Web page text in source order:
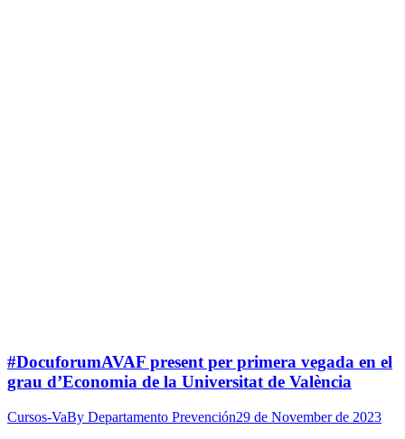
#DocuforumAVAF present per primera vegada en el
grau d’Economia de la Universitat de València
Cursos-VaBy Departamento Prevención29 de November de 2023